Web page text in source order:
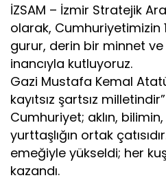
İZSAM – İzmir Stratejik
olarak, Cumhuriyetimizin
gurur, derin bir minnet
inancıyla kutluyoruz.
Gazi Mustafa Kemal
kayıtsız şartsız
Cumhuriyet; aklın,
yurttaşlığın ortak
emeğiyle yükseldi; her
kazandı.